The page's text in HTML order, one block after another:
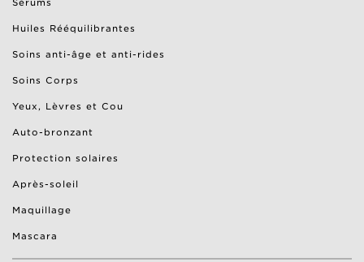
Sérums
Huiles Rééquilibrantes
Soins anti-âge et anti-rides
Soins Corps
Yeux, Lèvres et Cou
Auto-bronzant
Protection solaires
Après-soleil
Maquillage
Mascara